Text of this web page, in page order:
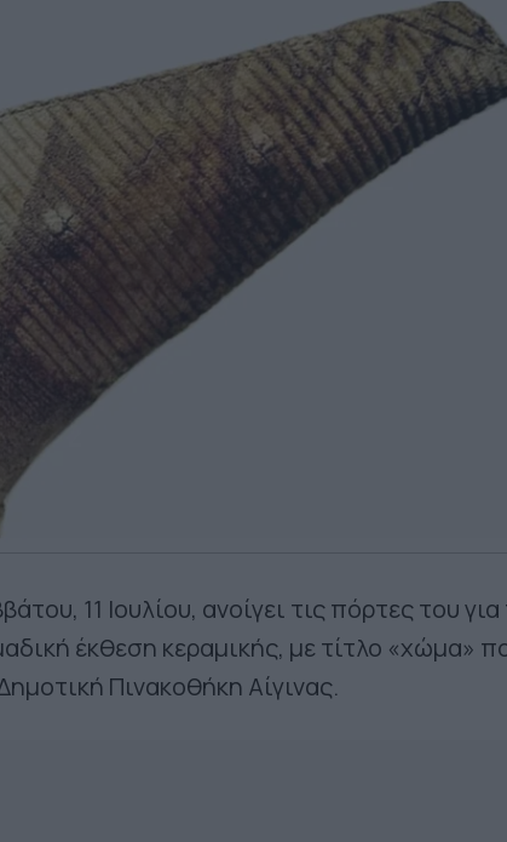
11 Ιουλίου, ανοίγει τις πόρτες του για
έκθεση κεραμικής, με τίτλο «χώμα»
Πινακοθήκη Αίγινας.